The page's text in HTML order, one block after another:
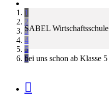
SABEL Wirtschaftsschule
bei uns schon ab Klasse 5
1
2
3
4
5
6
